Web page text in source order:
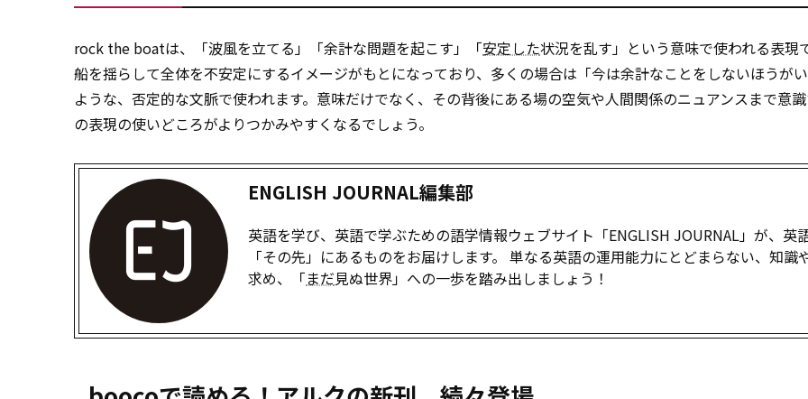
rock the boatは、「波風を立てる」「余計な問題を起こす」「安定した状況を乱す」という意味で使われる表現
船を揺らして全体を不安定にするイメージがもとになっており、多くの場合は「今は余計なことをしないほうが
ような、否定的な文脈で使われます。意味だけでなく、その背後にある場の空気や人間関係のニュアンスまで意
の表現の使いどころがよりつかみやすくなるでしょう。
ENGLISH JOURNAL編集部
英語を学び、英語で学ぶための語学情報ウェブサイト「ENGLISH JOURNAL」が、英
「その先」にあるものをお届けします。 単なる英語の運用能力にとどまらない、知識
求め、「まだ見ぬ世界」への一歩を踏み出しましょう！